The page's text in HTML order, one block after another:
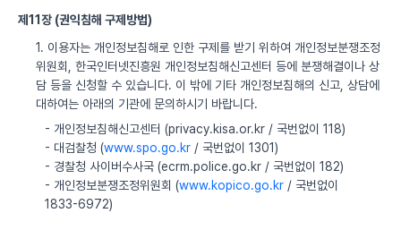
제11장 (권익침해 구제방법)
1. 이용자는 개인정보침해로 인한 구제를 받기 위하여 개인정보분쟁조정
위원회, 한국인터넷진흥원 개인정보침해신고센터 등에 분쟁해결이나 상
담 등을 신청할 수 있습니다. 이 밖에 기타 개인정보침해의 신고, 상담에
대하여는 아래의 기관에 문의하시기 바랍니다.
- 개인정보침해신고센터 (privacy.kisa.or.kr / 국번없이 118)
- 대검찰청 (www.spo.go.kr / 국번없이 1301)
- 경찰청 사이버수사국 (ecrm.police.go.kr / 국번없이 182)
- 개인정보분쟁조정위원회 (www.kopico.go.kr / 국번없이
1833-6972)